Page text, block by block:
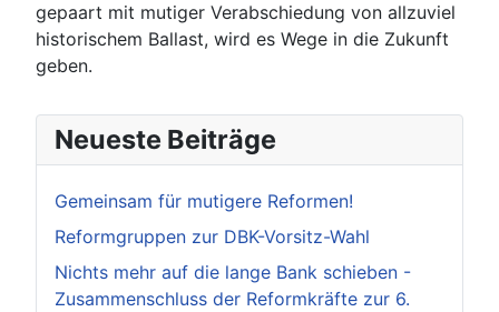
gepaart mit mutiger Verabschiedung von allzuviel
historischem Ballast, wird es Wege in die Zukunft
geben.
Neueste Beiträge
Gemeinsam für mutigere Reformen!
Reformgruppen zur DBK-Vorsitz-Wahl
Nichts mehr auf die lange Bank schieben -
Zusammenschluss der Reformkräfte zur 6.